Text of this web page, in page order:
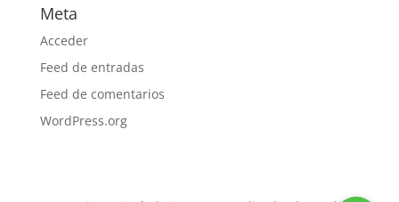
Meta
Acceder
Feed de entradas
Feed de comentarios
WordPress.org